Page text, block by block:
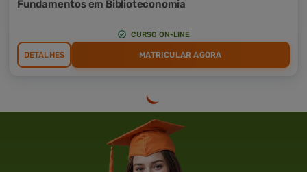
Fundamentos em Biblioteconomia
CURSO ON-LINE
DETALHES MATRICULAR AGORA